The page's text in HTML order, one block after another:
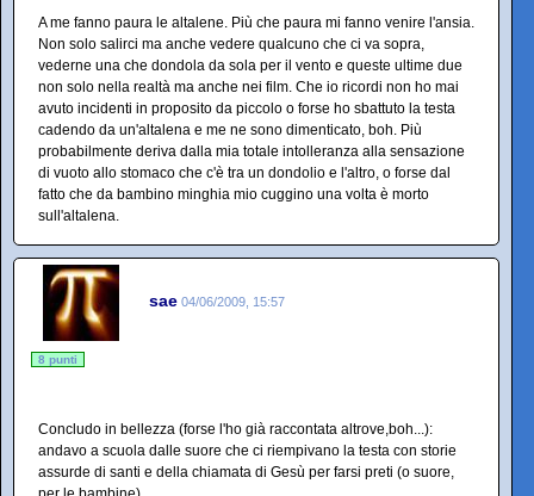
A me fanno paura le altalene. Più che paura mi fanno venire l'ansia.
Non solo salirci ma anche vedere qualcuno che ci va sopra,
vederne una che dondola da sola per il vento e queste ultime due
non solo nella realtà ma anche nei film. Che io ricordi non ho mai
avuto incidenti in proposito da piccolo o forse ho sbattuto la testa
cadendo da un'altalena e me ne sono dimenticato, boh. Più
probabilmente deriva dalla mia totale intolleranza alla sensazione
di vuoto allo stomaco che c'è tra un dondolio e l'altro, o forse dal
fatto che da bambino minghia mio cuggino una volta è morto
sull'altalena.
sae 04/06/2009, 15:57
8 punti
Concludo in bellezza (forse l'ho già raccontata altrove,boh...):
andavo a scuola dalle suore che ci riempivano la testa con storie
assurde di santi e della chiamata di Gesù per farsi preti (o suore,